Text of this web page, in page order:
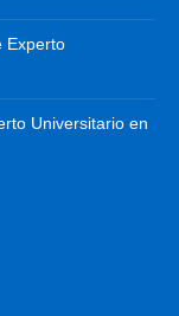
Experto
Universitario en